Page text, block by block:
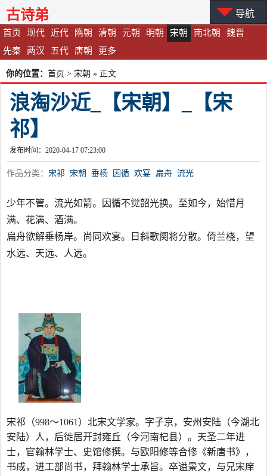
首页 现代 近代 隋朝 清朝 元朝 明朝 宋朝 南北朝
魏晋
先秦
两汉 五代 唐朝 更多
古诗弟 导航
你的位置： 首页 > 宋朝 » 正文
浪淘沙近_【宋朝】_【宋
祁】
发布时间：2020-04-17 07:23:00
作品分类： 宋祁 宋朝 垂杨 因循 欢宴 扁舟 流光
少年不管。流光如箭。因循不觉韶光换。至如今，始惜月
满、花满、酒满。
扁舟欲解垂杨岸。尚同欢宴。日斜歌阕将分散。倚兰桡，望
水远、天远、人远。
宋祁（998～1061）北宋文学家。字子京，安州安陆（今湖北
安陆）人，后徙居开封雍丘（今河南杞县）。天圣二年进
士，官翰林学士、史馆修撰。与欧阳修等合修《新唐书》，
书成，进工部尚书，拜翰林学士承旨。卒谥景文，与兄宋庠